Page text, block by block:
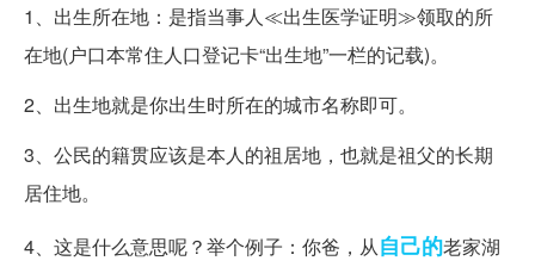
1、出生所在地：是指当事人≪出生医学证明≫领取的所
在地(户口本常住人口登记卡“出生地”一栏的记载)。
2、出生地就是你出生时所在的城市名称即可。
3、公民的籍贯应该是本人的祖居地，也就是祖父的长期
居住地。
4、这是什么意思呢？举个例子：你爸，从自己的老家湖